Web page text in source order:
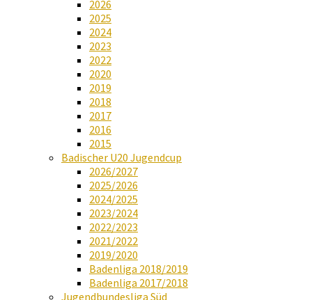
2026
2025
2024
2023
2022
2020
2019
2018
2017
2016
2015
Badischer U20 Jugendcup
2026/2027
2025/2026
2024/2025
2023/2024
2022/2023
2021/2022
2019/2020
Badenliga 2018/2019
Badenliga 2017/2018
Jugendbundesliga Süd